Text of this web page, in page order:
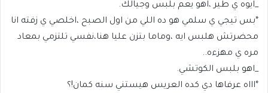
_ايوه ي طير ،اهو يعم بلبس وجيالك.
*بس تيجي ي سلمي هو ده اللي من اول الصبح ،اخلصي ي زفته انا
محضرتش هلبس ايه ،وماما بتزن عليا هنا،نفسي تلتزمي بمعاد
مره ي مهزءه..
_اهو بلبس الكوتشي.
*اااه عرفاها دي كده العريس هيستني سنه كمان!؟